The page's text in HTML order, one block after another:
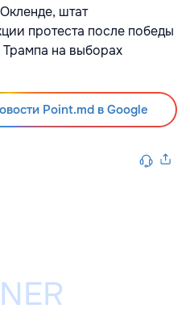
штат
протеста после победы
на выборах
Point.md в Google